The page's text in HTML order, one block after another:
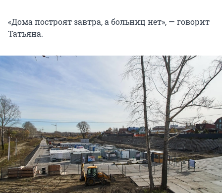
«Дома построят завтра, а больниц нет», — говорит
Татьяна.